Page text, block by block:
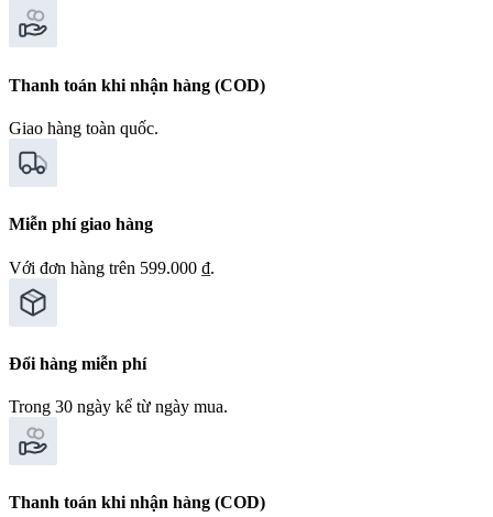
Thanh toán khi nhận hàng (COD)
Giao hàng toàn quốc.
Miễn phí giao hàng
Với đơn hàng trên 599.000 ₫.
Đổi hàng miễn phí
Trong 30 ngày kể từ ngày mua.
Thanh toán khi nhận hàng (COD)